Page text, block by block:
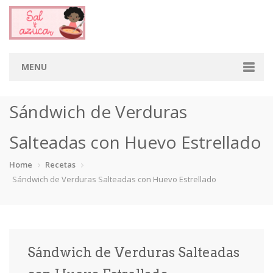
MENU
Categorias
cupcakes Desayunos Dips Dulces
Sándwich de Verduras
Salteadas con Huevo Estrellado
Home
Recetas
Sándwich de Verduras Salteadas con Huevo Estrellado
Sándwich de Verduras Salteadas